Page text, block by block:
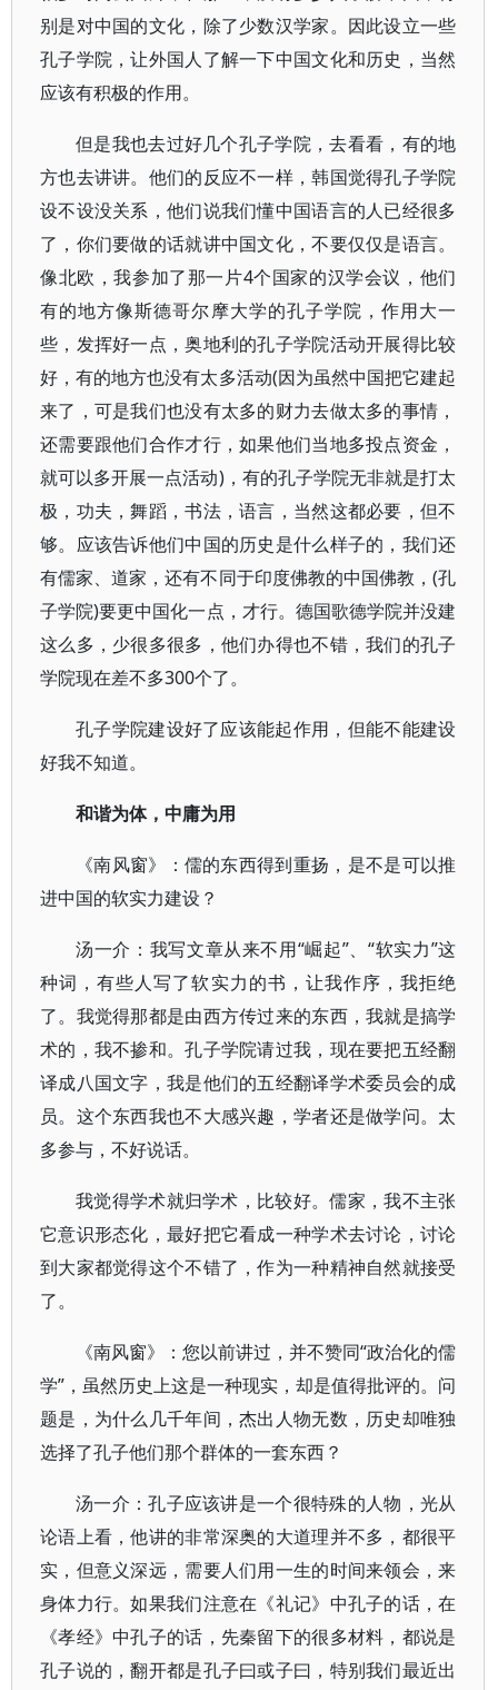
别是对中国的文化，除了少数汉学家。因此设立一些
孔子学院，让外国人了解一下中国文化和历史，当然
应该有积极的作用。
但是我也去过好几个孔子学院，去看看，有的地
方也去讲讲。他们的反应不一样，韩国觉得孔子学院
设不设没关系，他们说我们懂中国语言的人已经很多
了，你们要做的话就讲中国文化，不要仅仅是语言。
像北欧，我参加了那一片4个国家的汉学会议，他们
有的地方像斯德哥尔摩大学的孔子学院，作用大一
些，发挥好一点，奥地利的孔子学院活动开展得比较
好，有的地方也没有太多活动(因为虽然中国把它建起
来了，可是我们也没有太多的财力去做太多的事情，
还需要跟他们合作才行，如果他们当地多投点资金，
就可以多开展一点活动)，有的孔子学院无非就是打太
极，功夫，舞蹈，书法，语言，当然这都必要，但不
够。应该告诉他们中国的历史是什么样子的，我们还
有儒家、道家，还有不同于印度佛教的中国佛教，(孔
子学院)要更中国化一点，才行。德国歌德学院并没建
这么多，少很多很多，他们办得也不错，我们的孔子
学院现在差不多300个了。
孔子学院建设好了应该能起作用，但能不能建设
好我不知道。
和谐为体，中庸为用
《南风窗》：儒的东西得到重扬，是不是可以推
进中国的软实力建设？
汤一介：我写文章从来不用“崛起”、“软实力”这
种词，有些人写了软实力的书，让我作序，我拒绝
了。我觉得那都是由西方传过来的东西，我就是搞学
术的，我不掺和。孔子学院请过我，现在要把五经翻
译成八国文字，我是他们的五经翻译学术委员会的成
员。这个东西我也不大感兴趣，学者还是做学问。太
多参与，不好说话。
我觉得学术就归学术，比较好。儒家，我不主张
它意识形态化，最好把它看成一种学术去讨论，讨论
到大家都觉得这个不错了，作为一种精神自然就接受
了。
《南风窗》：您以前讲过，并不赞同“政治化的儒
学”，虽然历史上这是一种现实，却是值得批评的。问
题是，为什么几千年间，杰出人物无数，历史却唯独
选择了孔子他们那个群体的一套东西？
汤一介：孔子应该讲是一个很特殊的人物，光从
论语上看，他讲的非常深奥的大道理并不多，都很平
实，但意义深远，需要人们用一生的时间来领会，来
身体力行。如果我们注意在《礼记》中孔子的话，在
《孝经》中孔子的话，先秦留下的很多材料，都说是
孔子说的，翻开都是孔子曰或子曰，特别我们最近出